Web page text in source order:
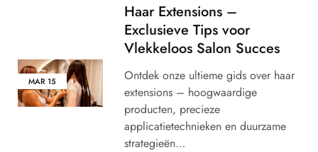
MAR15
Haar Extensions –
Exclusieve Tips voor
Vlekkeloos Salon Succes
Ontdek onze ultieme gids over haar
extensions – hoogwaardige
producten, precieze
applicatietechnieken en duurzame
strategieën…